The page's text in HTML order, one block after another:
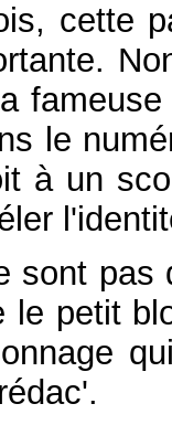
cette
le
à un
sont
le petit